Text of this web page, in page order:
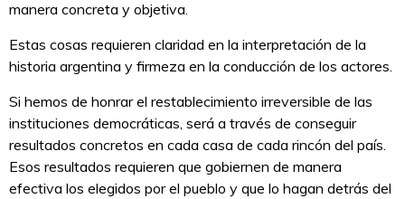
manera concreta y objetiva.
Estas cosas requieren claridad en la interpretación de la
historia argentina y firmeza en la conducción de los actores.
Si hemos de honrar el restablecimiento irreversible de las
instituciones democráticas, será a través de conseguir
resultados concretos en cada casa de cada rincón del país.
Esos resultados requieren que gobiernen de manera
efectiva los elegidos por el pueblo y que lo hagan detrás del